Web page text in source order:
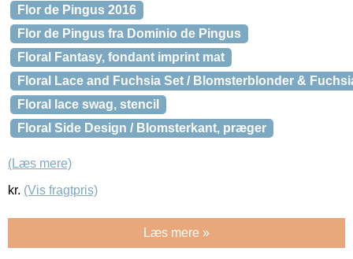
Flor de Pingus 2016
Flor de Pingus fra Dominio de Pingus
Floral Fantasy, fondant imprint mat
Floral Lace and Fuchsia Set / Blomsterblonder &
Floral lace swag, stencil
Floral Side Design / Blomsterkant, præger
(Læs mere)
kr. (Vis fragtpris)
Læs mere »